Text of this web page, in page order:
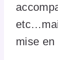
mise en